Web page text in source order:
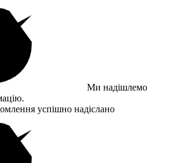
Ми надішлемо
успішно надіслано